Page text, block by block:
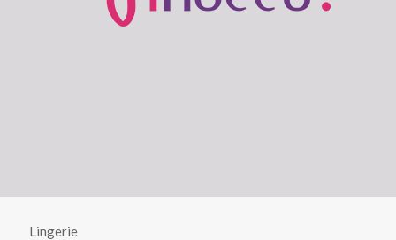
Lingerie